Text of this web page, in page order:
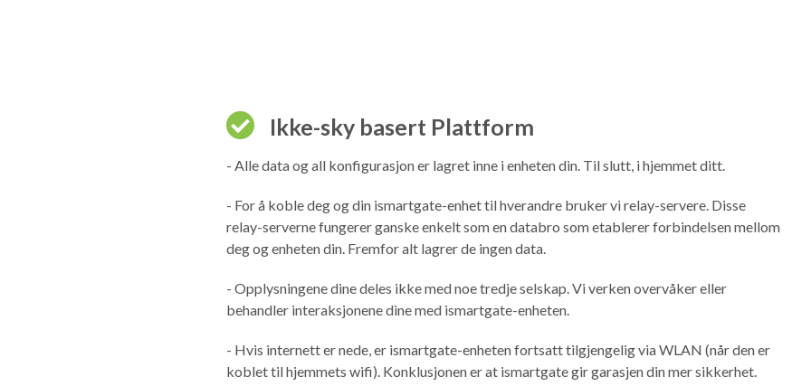
Ikke-sky basert Plattform
- Alle data og all konfigurasjon er lagret inne i enheten din. Til slutt, i hjemmet ditt.
- For å koble deg og din ismartgate-enhet til hverandre bruker vi relay-servere. Disse
relay-serverne fungerer ganske enkelt som en databro som etablerer forbindelsen mellom
deg og enheten din. Fremfor alt lagrer de ingen data.
- Opplysningene dine deles ikke med noe tredje selskap. Vi verken overvåker eller
behandler interaksjonene dine med ismartgate-enheten.
- Hvis internett er nede, er ismartgate-enheten fortsatt tilgjengelig via WLAN (når den er
koblet til hjemmets wifi). Konklusjonen er at ismartgate gir garasjen din mer sikkerhet.